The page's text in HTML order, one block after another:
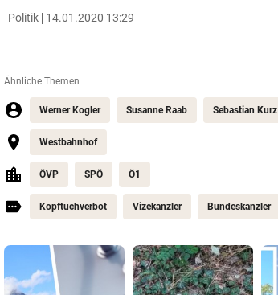
Politik 14.01.2020 13:29
Ähnliche Themen
Werner Kogler Susanne Raab Sebastian Kurz
Westbahnhof
ÖVP SPÖ Ö1
Kopftuchverbot Vizekanzler Bundeskanzler